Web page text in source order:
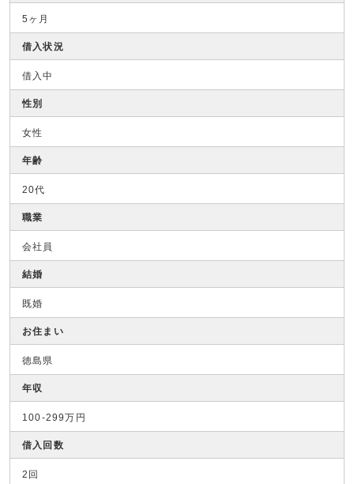
5ヶ月
借入状況
借入中
性別
女性
年齢
20代
職業
会社員
結婚
既婚
お住まい
徳島県
年収
100-299万円
借入回数
2回